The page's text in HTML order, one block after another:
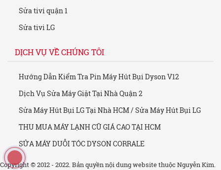
Sửa tivi quận 1
Sửa tivi LG
DỊCH VỤ VỀ CHÚNG TÔI
Hướng Dẫn Kiểm Tra Pin Máy Hút Bụi Dyson V12
Dịch Vụ Sửa Máy Giặt Tại Nhà Quận 2
Sửa Máy Hút Bụi LG Tại Nhà HCM / Sửa Máy Hút Bụi LG
THU MUA MÁY LẠNH CŨ GIÁ CAO TẠI HCM
SỬA MÁY DUỖI TÓC DYSON CORRALE
Copyright © 2012 - 2022. Bản quyền nội dung website thuộc Nguyễn Kim.